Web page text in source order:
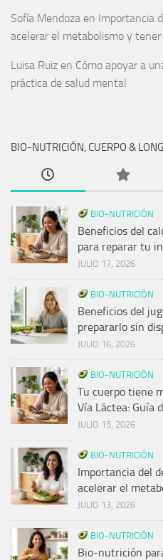
Sofía Mendoza en Importancia
acelerar el metabolismo y tener
Luisa Ruiz en Cómo apoyar a
práctica de salud mental
BIO-NUTRICIÓN, CUERPO &
BIO-NUTRICIÓN
Beneficios del
para reparar tu
JULIO 17, 2026
BIO-NUTRICIÓN
Beneficios del
prepararlo sin
JULIO 16, 2026
BIO-NUTRICIÓN
Tu cuerpo tiene
Vía Láctea: Guía
JULIO 15, 2026
BIO-NUTRICIÓN
Importancia del
acelerar el
JULIO 13, 2026
BIO-NUTRICIÓN
Bio-nutrición